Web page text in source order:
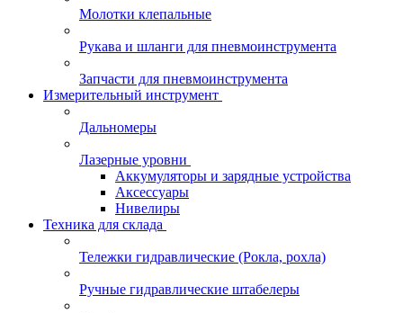
Молотки клепальные
Рукава и шланги для пневмоинструмента
Запчасти для пневмоинструмента
Измерительный инструмент
Дальномеры
Лазерные уровни
Аккумуляторы и зарядные устройства
Аксессуары
Нивелиры
Техника для склада
Тележки гидравлические (Рокла, рохла)
Ручные гидравлические штабелеры